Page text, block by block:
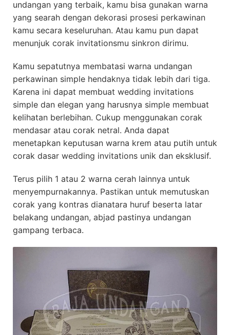
undangan yang terbaik, kamu bisa gunakan warna
yang searah dengan dekorasi prosesi perkawinan
kamu secara keseluruhan. Atau kamu pun dapat
menunjuk corak invitationsmu sinkron dirimu.
Kamu sepatutnya membatasi warna undangan
perkawinan simple hendaknya tidak lebih dari tiga.
Karena ini dapat membuat wedding invitations
simple dan elegan yang harusnya simple membuat
kelihatan berlebihan. Cukup menggunakan corak
mendasar atau corak netral. Anda dapat
menetapkan keputusan warna krem atau putih untuk
corak dasar wedding invitations unik dan eksklusif.
Terus pilih 1 atau 2 warna cerah lainnya untuk
menyempurnakannya. Pastikan untuk memutuskan
corak yang kontras dianatara huruf beserta latar
belakang undangan, abjad pastinya undangan
gampang terbaca.